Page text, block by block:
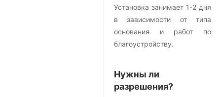
Установка занимает 1-2 дня
в зависимости от типа
основания и работ по
благоустройству.
Нужны ли
разрешения?